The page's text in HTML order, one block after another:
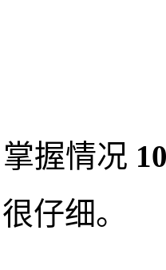
掌握情况
仔细。